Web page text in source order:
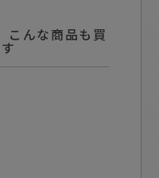
こんな商品も買